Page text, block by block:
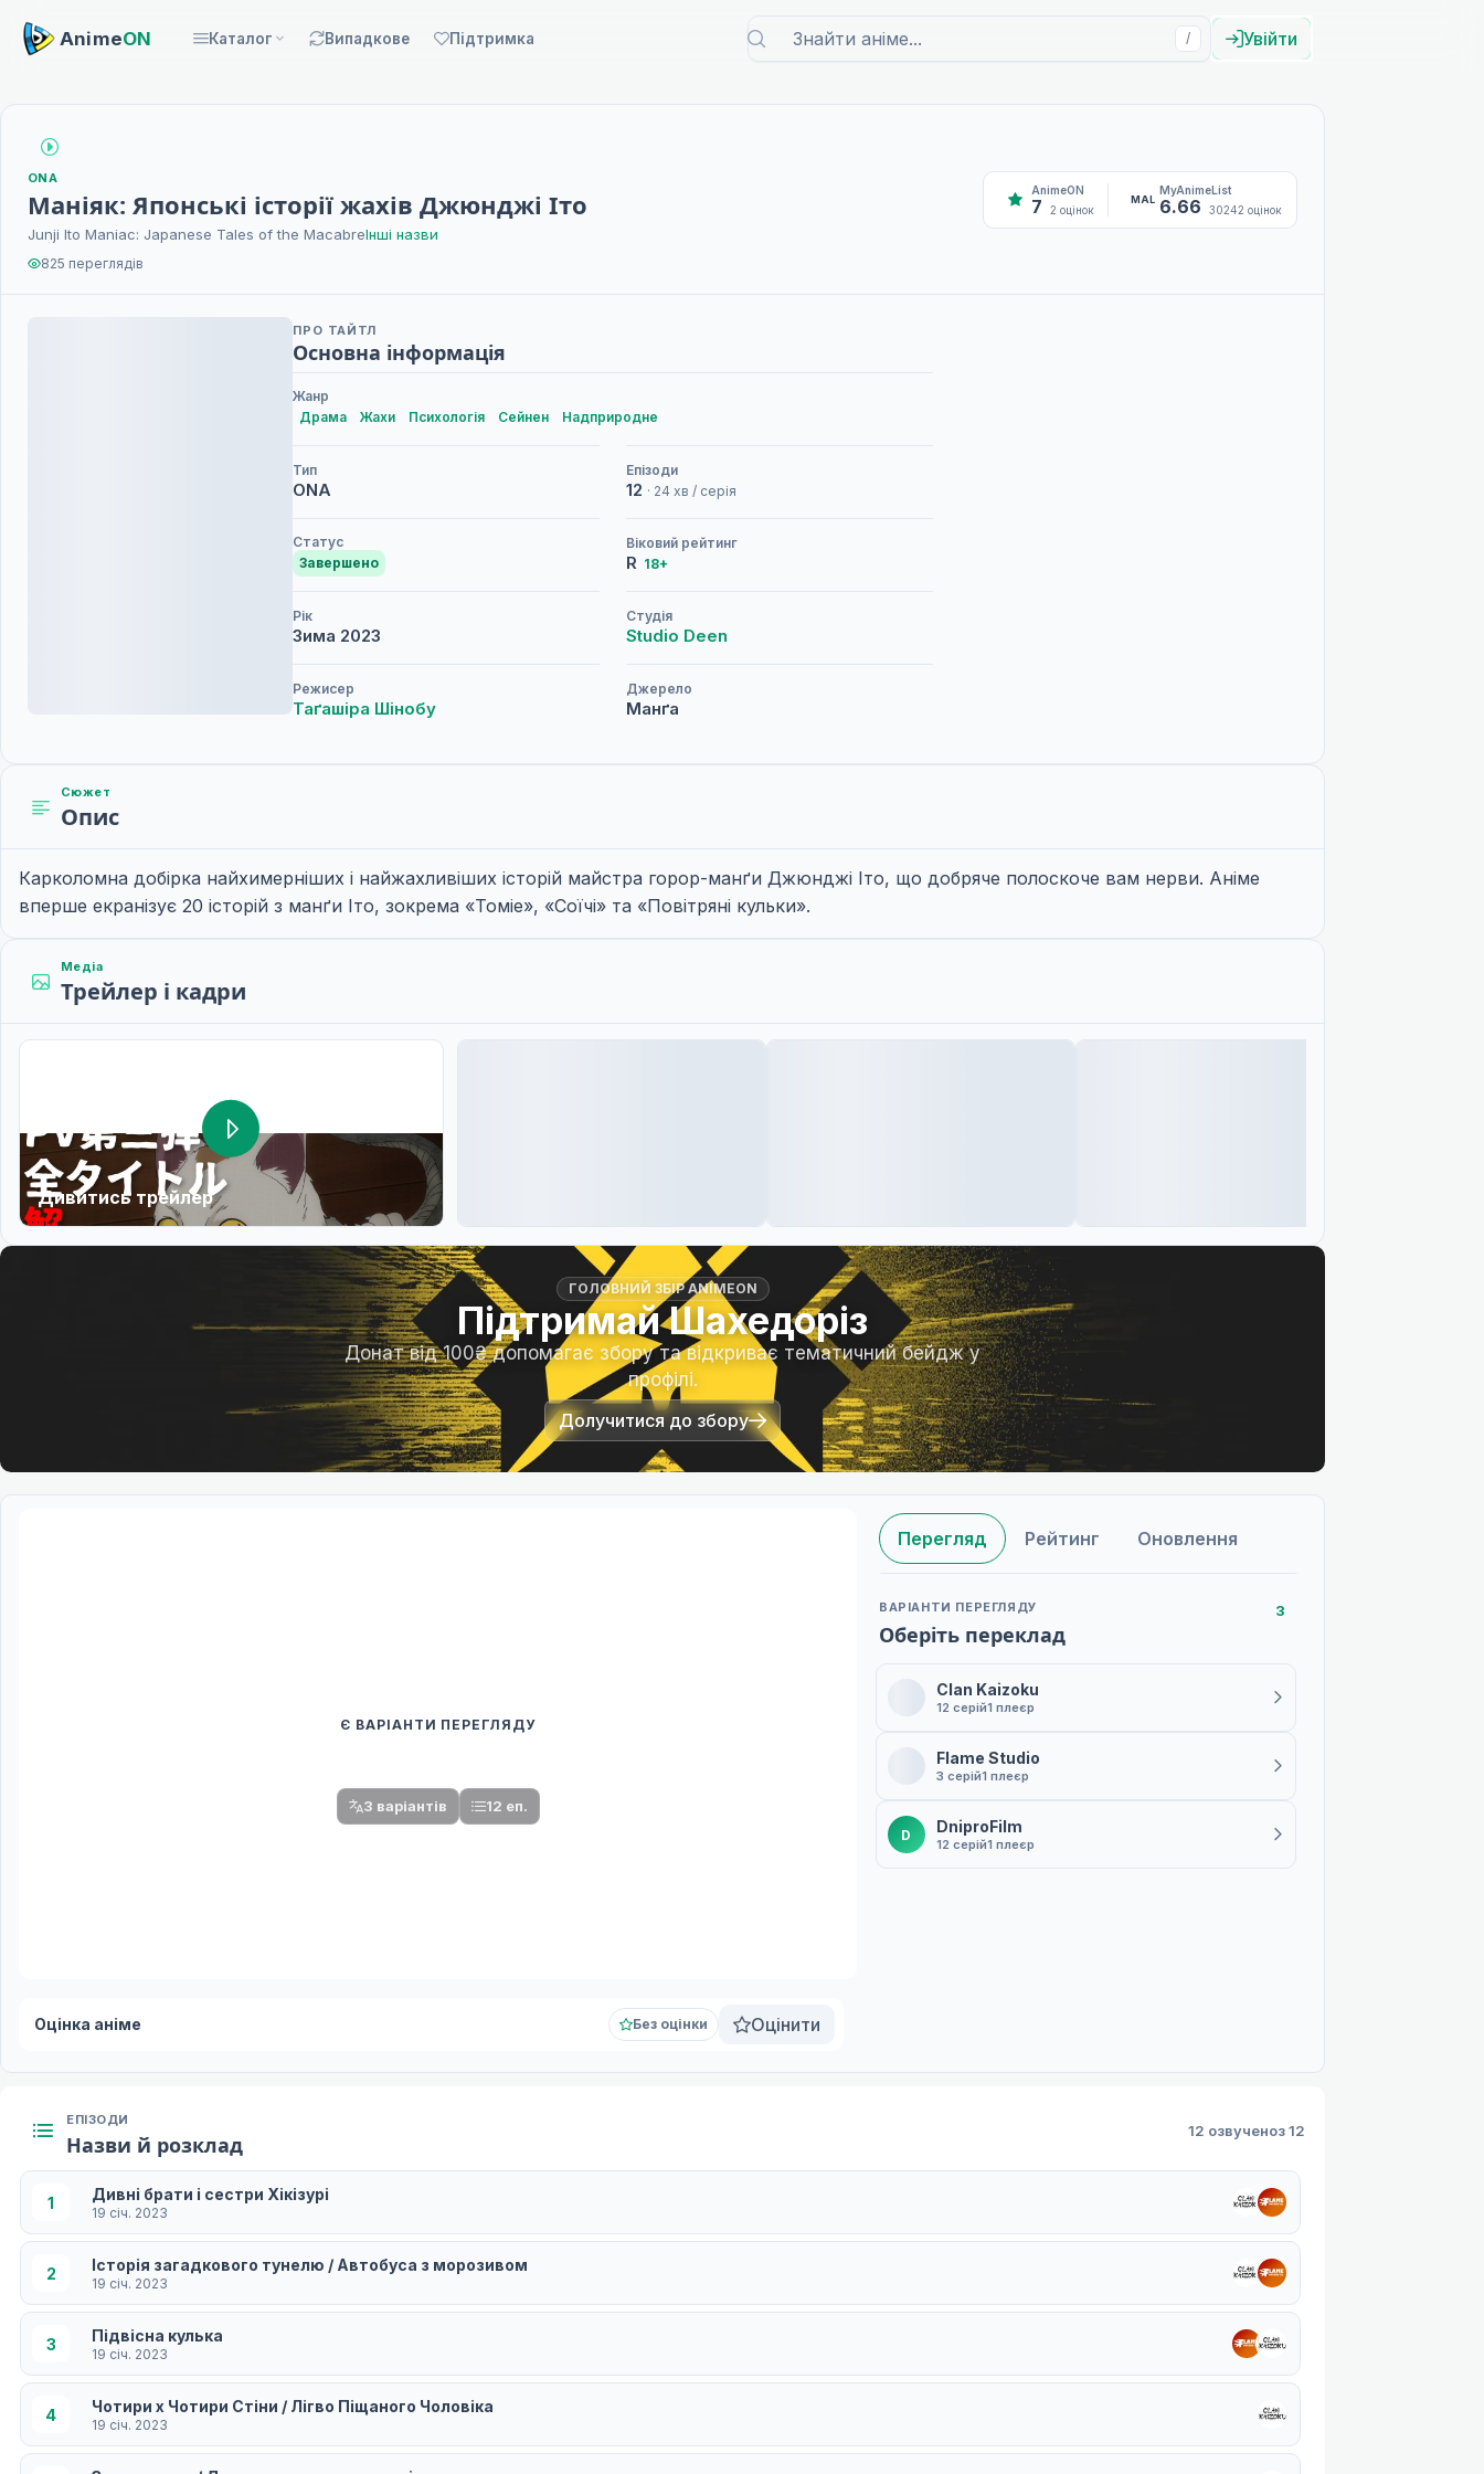
AnimeON Каталог Випадкове Підтримка / Увійти
ONA
Маніяк: Японські історії жахів Джюнджі Іто
Junji Ito Maniac: Japanese Tales of the MacabreІнші назви
825 переглядів
AnimeON
7 2 оцінок
MAL
MyAnimeList
6.66 30242 оцінок
ПРО ТАЙТЛ
Основна інформація
Жанр
Драма
Жахи Психологія Сейнен Надприродне
Тип
ONA
Епізоди
12 · 24 хв / серія
Статус
Завершено
Віковий рейтинг
R 18+
Рік
Зима 2023
Студія
Studio Deen
Режисер
Таґашіра Шінобу
Джерело
Манґа
Сюжет
Опис
Карколомна добірка найхимерніших і найжахливіших історій майстра горор-манґи Джюнджі Іто, що добряче полоскоче вам нерви. Аніме
вперше екранізує 20 історій з манґи Іто, зокрема «Томіе», «Соїчі» та «Повітряні кульки».
Медіа
Трейлер і кадри
Дивитись трейлер
ГОЛОВНИЙ ЗБІР ANIMEON
Підтримай Шахедоріз
Донат від 100₴ допомагає збору та відкриває тематичний бейдж у
профілі.
Долучитися до збору
Є ВАРІАНТИ ПЕРЕГЛЯДУ
3 варіантів 12 еп.
Оцінка аніме Без оцінки Оцінити
Перегляд Рейтинг Оновлення
ВАРІАНТИ ПЕРЕГЛЯДУ
Оберіть переклад
3
Clan Kaizoku
12 серій1 плеєр
Flame Studio
3 серій1 плеєр
D DniproFilm
12 серій1 плеєр
ЕПІЗОДИ
Назви й розклад
12 озвученоз 12
1 Дивні брати і сестри Хікізурі
19 січ. 2023
2 Історія загадкового тунелю / Автобуса з морозивом
19 січ. 2023
3 Підвісна кулька
19 січ. 2023
4 Чотири x Чотири Стіни / Лігво Піщаного Чоловіка
19 січ. 2023